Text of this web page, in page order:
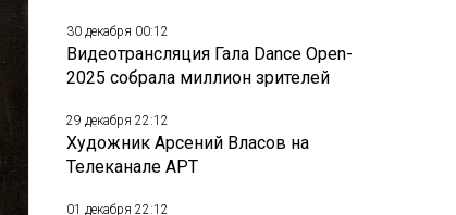
30 декабря 00:12
Видеотрансляция Гала Dance Open-
2025 собрала миллион зрителей
29 декабря 22:12
Художник Арсений Власов на
Телеканале АРТ
01 декабря 22:12